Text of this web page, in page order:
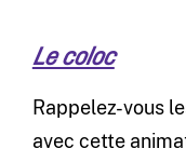
Le coloc
Rappelez-vous
avec cette